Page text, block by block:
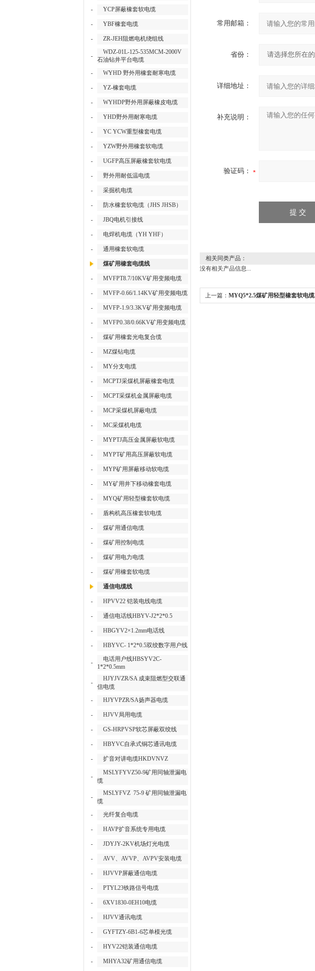
- YCP屏蔽橡套软电缆
- YBF橡套电缆
- ZR-JEH阻燃电机绕组线
-
WDZ-01L-125-535MCM-2000V
石油钻井平台电缆
-
WYHD 野外用橡套耐寒电缆
- YZ-橡套电缆
- WYHDP野外用屏蔽橡皮电缆
- YHD野外用耐寒电缆
- YC YCW重型橡套电缆
- YZW野外用橡套软电缆
- UGFP高压屏蔽橡套软电缆
- 野外用耐低温电缆
- 采掘机电缆
- 防水橡套软电缆（JHS JHSB）
- JBQ电机引接线
- 电焊机电缆（YH YHF）
- 通用橡套软电缆
煤矿用橡套电缆线
- MVFPT8.7/10KV矿用变频电缆
- MVFP-0.66/1.14KV矿用变频电缆
- MVFP-1.9/3.3KV矿用变频电缆
- MVFP0.38/0.66KV矿用变频电缆
- 煤矿用橡套光电复合缆
- MZ煤钻电缆
- MY分支电缆
- MCPTJ采煤机屏蔽橡套电缆
- MCPT采煤机金属屏蔽电缆
- MCP采煤机屏蔽电缆
- MC采煤机电缆
- MYPTJ高压金属屏蔽软电缆
- MYPT矿用高压屏蔽软电缆
- MYP矿用屏蔽移动软电缆
- MY矿用井下移动橡套电缆
- MYQ矿用轻型橡套软电缆
- 盾构机高压橡套软电缆
- 煤矿用通信电缆
- 煤矿用控制电缆
- 煤矿用电力电缆
- 煤矿用橡套软电缆
通信电缆线
- HPVV22 铠装电线电缆
- 通信电话线HBYV-J2*2*0.5
- HBGYV2×1.2mm电话线
- HBYVC- 1*2*0.5双绞数字用户线
-
电话用户线HBSYV2C-
1*2*0.5mm
-
HJYJVZR/SA 成束阻燃型交联通
信电缆
-
HJYVPZR/SA扬声器电缆
- HJVV局用电缆
- GS-HRPVSP软芯屏蔽双绞线
- HBYVC自承式铜芯通讯电缆
- 扩音对讲电缆HKDVNVZ
-
MSLYFYVZ50-9矿用同轴泄漏电
缆
-
MSLYFVZ 75-9 矿用同轴泄漏电
缆
-
光纤复合电缆
- HAVP扩音系统专用电缆
- JDYJY-2KV机场灯光电缆
- AVV、AVVP、AVPV安装电缆
- HJVVP屏蔽通信电缆
- PTYL23铁路信号电缆
- 6XV1830-0EH10电缆
- HJVV通讯电缆
- GYFTZY-6B1-6芯单模光缆
- HYV22铠装通信电缆
- MHYA32矿用通信电缆
常用邮箱：
省份：
详细地址：
补充说明：
验证码：
相关同类产品：
没有相关产品信息...
上一篇： MYQ5*2.5煤矿用轻型橡套软电缆